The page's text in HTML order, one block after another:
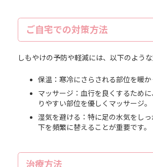
ご自宅での対策方法
しもやけの予防や軽減には、以下のよう
保温：寒冷にさらされる部位を暖か
マッサージ：血行を良くするため
りやすい部位を優しくマッサージ。
湿気を避ける：特に足の水気をし
下を頻繁に替えることが重要です。
治療方法